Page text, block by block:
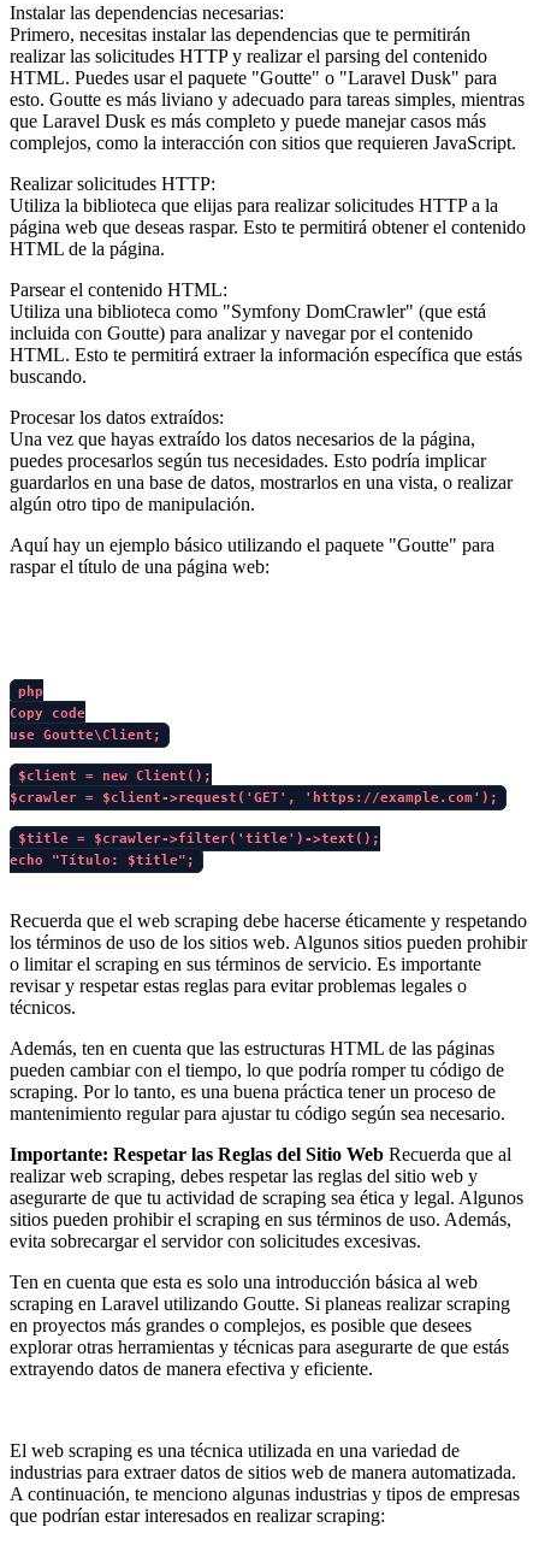
Instalar las dependencias necesarias:
Primero, necesitas instalar las dependencias que te permitirán
realizar las solicitudes HTTP y realizar el parsing del contenido
HTML. Puedes usar el paquete "Goutte" o "Laravel Dusk" para
esto. Goutte es más liviano y adecuado para tareas simples, mientras
que Laravel Dusk es más completo y puede manejar casos más
complejos, como la interacción con sitios que requieren JavaScript.
Realizar solicitudes HTTP:
Utiliza la biblioteca que elijas para realizar solicitudes HTTP a la
página web que deseas raspar. Esto te permitirá obtener el contenido
HTML de la página.
Parsear el contenido HTML:
Utiliza una biblioteca como "Symfony DomCrawler" (que está
incluida con Goutte) para analizar y navegar por el contenido
HTML. Esto te permitirá extraer la información específica que estás
buscando.
Procesar los datos extraídos:
Una vez que hayas extraído los datos necesarios de la página,
puedes procesarlos según tus necesidades. Esto podría implicar
guardarlos en una base de datos, mostrarlos en una vista, o realizar
algún otro tipo de manipulación.
Aquí hay un ejemplo básico utilizando el paquete "Goutte" para
raspar el título de una página web:
php
Copy code
use Goutte\Client;
$client = new Client();
$crawler = $client->request('GET', 'https://example.com');
$title = $crawler->filter('title')->text();
echo "Título: $title";
Recuerda que el web scraping debe hacerse éticamente y respetando
los términos de uso de los sitios web. Algunos sitios pueden prohibir
o limitar el scraping en sus términos de servicio. Es importante
revisar y respetar estas reglas para evitar problemas legales o
técnicos.
Además, ten en cuenta que las estructuras HTML de las páginas
pueden cambiar con el tiempo, lo que podría romper tu código de
scraping. Por lo tanto, es una buena práctica tener un proceso de
mantenimiento regular para ajustar tu código según sea necesario.
Importante: Respetar las Reglas del Sitio Web Recuerda que al
realizar web scraping, debes respetar las reglas del sitio web y
asegurarte de que tu actividad de scraping sea ética y legal. Algunos
sitios pueden prohibir el scraping en sus términos de uso. Además,
evita sobrecargar el servidor con solicitudes excesivas.
Ten en cuenta que esta es solo una introducción básica al web
scraping en Laravel utilizando Goutte. Si planeas realizar scraping
en proyectos más grandes o complejos, es posible que desees
explorar otras herramientas y técnicas para asegurarte de que estás
extrayendo datos de manera efectiva y eficiente.
El web scraping es una técnica utilizada en una variedad de
industrias para extraer datos de sitios web de manera automatizada.
A continuación, te menciono algunas industrias y tipos de empresas
que podrían estar interesados en realizar scraping: